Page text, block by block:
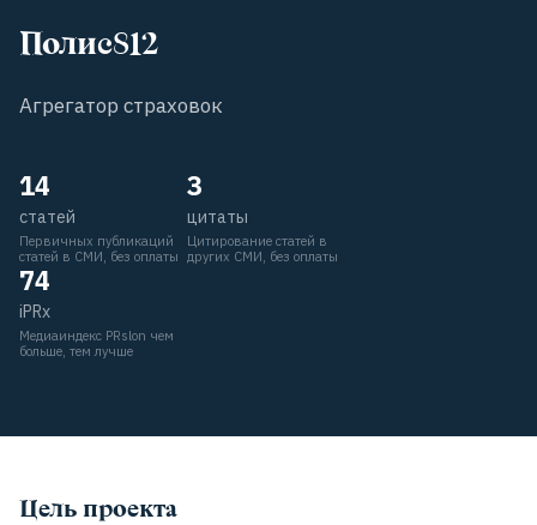
Полис812
Агрегатор страховок
14
статей
Первичных публикаций
статей в СМИ, без оплаты
3
цитаты
Цитирование статей в
других СМИ, без оплаты
74
iPRx
Медиаиндекс PRslon чем
больше, тем лучше
Цель проекта